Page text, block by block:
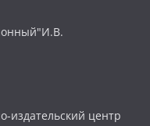
центр